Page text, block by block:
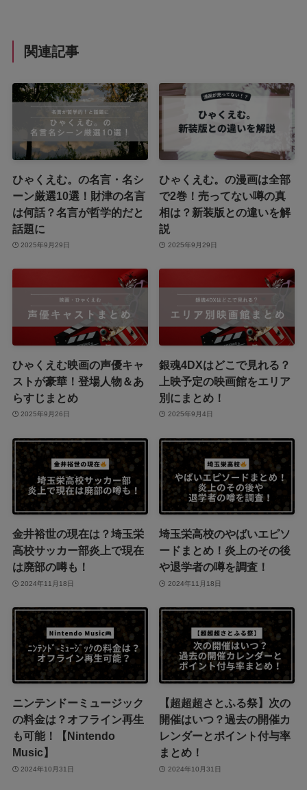
関連記事
ひゃくえむ。の名言・名シ
ーン厳選10選！財津の名言
は何話？名言が哲学的だと
話題に
2025年9月29日
ひゃくえむ。の漫画は全部
で2巻！売ってない噂の真
相は？新装版との違いを解
説
2025年9月29日
ひゃくえむ映画の声優キャ
ストが豪華！登場人物＆あ
らすじまとめ
2025年9月26日
銀魂4DXはどこで見れる？
上映予定の映画館をエリア
別にまとめ！
2025年9月4日
金井裕世の現在は？埼玉栄
高校サッカー部炎上で現在
は廃部の噂も！
2024年11月18日
埼玉栄高校のやばいエピソ
ードまとめ！炎上のその後
や退学者の噂を調査！
2024年11月18日
ニンテンドーミュージック
の料金は？オフライン再生
も可能！【Nintendo
Music】
2024年10月31日
【超超超さとふる祭】次の
開催はいつ？過去の開催カ
レンダーとポイント付与率
まとめ！
2024年10月31日